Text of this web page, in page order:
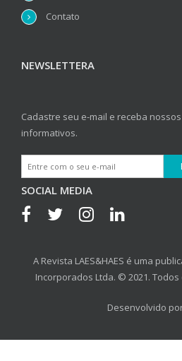
Contato
NEWSLETTERA
Cadastre seu e-mail e receba nossos
informativos.
SOCIAL MEDIA
A Revista LAES&HAES é uma
Incorporados Ltda. © 2021.
Desenvolvido